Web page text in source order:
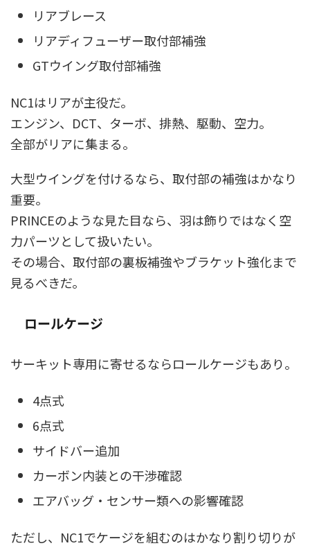
リアブレース
リアディフューザー取付部補強
GTウイング取付部補強
NC1はリアが主役だ。
エンジン、DCT、ターボ、排熱、駆動、空力。
全部がリアに集まる。
大型ウイングを付けるなら、取付部の補強はかなり
重要。
PRINCEのような見た目なら、羽は飾りではなく空
力パーツとして扱いたい。
その場合、取付部の裏板補強やブラケット強化まで
見るべきだ。
ロールケージ
サーキット専用に寄せるならロールケージもあり。
4点式
6点式
サイドバー追加
カーボン内装との干渉確認
エアバッグ・センサー類への影響確認
ただし、NC1でケージを組むのはかなり割り切りが